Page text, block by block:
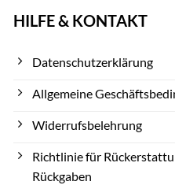
HILFE & KONTAKT
Datenschutzerklärung
Allgemeine
Widerrufsbelehrung
Richtlinie für
Rückgaben